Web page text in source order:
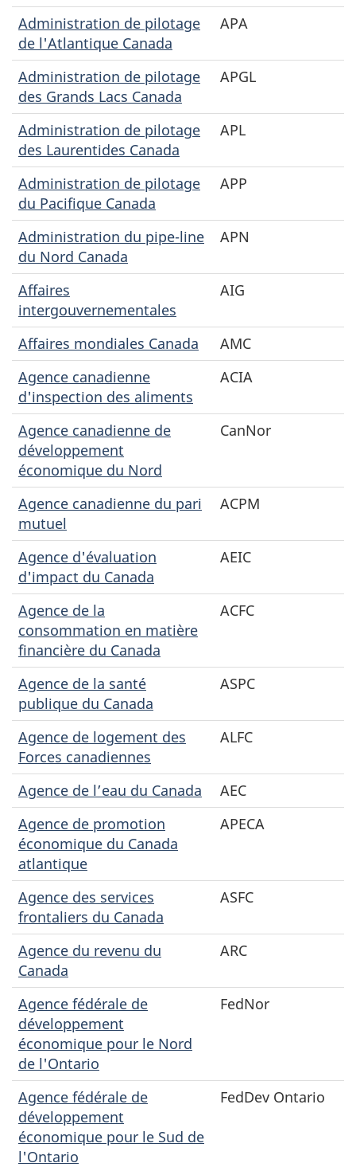
Administration de pilotage
de l'Atlantique Canada
APA
Administration de pilotage
des Grands Lacs Canada
APGL
Administration de pilotage
des Laurentides Canada
APL
Administration de pilotage
du Pacifique Canada
APP
Administration du pipe-line
du Nord Canada
APN
Affaires
intergouvernementales
AIG
Affaires mondiales Canada
AMC
Agence canadienne
d'inspection des aliments
ACIA
Agence canadienne de
développement
économique du Nord
CanNor
Agence canadienne du pari
mutuel
ACPM
Agence d'évaluation
d'impact du Canada
AEIC
Agence de la
consommation en matière
financière du Canada
ACFC
Agence de la santé
publique du Canada
ASPC
Agence de logement des
Forces canadiennes
ALFC
Agence de l’eau du Canada
AEC
Agence de promotion
économique du Canada
atlantique
APECA
Agence des services
frontaliers du Canada
ASFC
Agence du revenu du
Canada
ARC
Agence fédérale de
développement
économique pour le Nord
de l'Ontario
FedNor
Agence fédérale de
développement
économique pour le Sud de
l'Ontario
FedDev Ontario